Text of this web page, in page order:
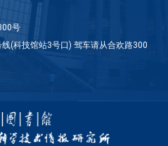
号
(科技馆站3号口) 驾车请从合欢路300